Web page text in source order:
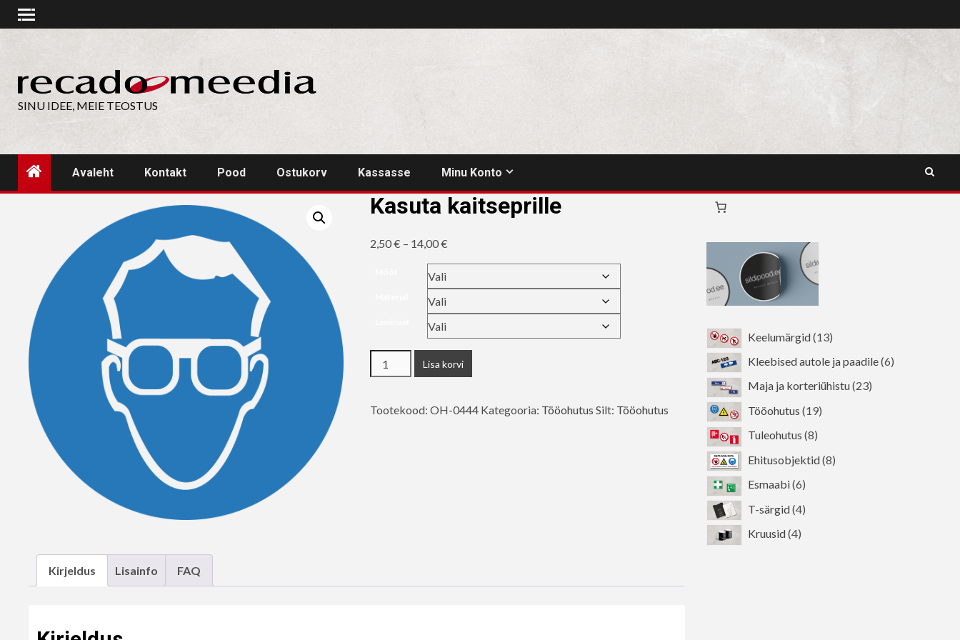
Skip
to
SINU IDEE, MEIE TEOSTUS
Avaleht Kontakt Pood Ostukorv Kassasse Minu Konto
Kasuta kaitseprille
2,50€ – 14,00€Hinnavahemik:
2,50 €
Kasuta
kaitseprille
Lisa korvi
Tootekood: OH-0444 Kategooria: Tööohutus Silt: Tööohutus
Kirjeldus Lisainfo FAQ
Keelumärgid 1313
toodet
Kleebised autole ja paadile 66
Maja ja korteriühistu 2323
Tööohutus 1919
Tuleohutus 88
toodet
Ehitusobjektid 88
Esmaabi 66
toodet
T-särgid 44
Kruusid 44